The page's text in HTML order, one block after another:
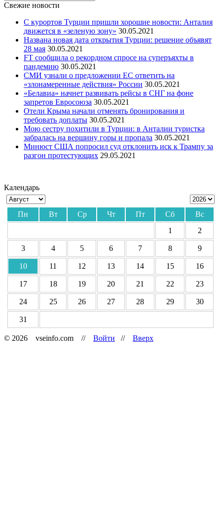
Свежие новости
С курортов Турции пришли хорошие новости: Анталия
движется в «зеленую зону» 30.05.2021
Названа новая дата открытия Турции: решение объявят
28 мая 30.05.2021
FT сообщила о рекордном спросе на суперъяхты в
пандемию 30.05.2021
СМИ узнали о предложении ЕС ответить на
«злонамеренные действия» России 30.05.2021
«Белавиа» начнет развивать рейсы в СНГ на фоне
запретов Евросоюза 30.05.2021
Отели Крыма начали отменять бронирования и
требовать доплаты 30.05.2021
Мою сестру похитили в Турции: в Анталии туристка
забралась на вершину горы и пропала 30.05.2021
Минюст США попросил суд отклонить иск к Трампу за
разгон протестующих 29.05.2021
Календарь
Пн Вт Ср Чт Пт Сб
Вс
1
2
3 4 5 6 7 8 9
10 11 12 13 14 15 16
17 18 19 20 21 22 23
24 25 26 27 28 29 30
31
© 2026 vseinfo.com // Войти // Вверх